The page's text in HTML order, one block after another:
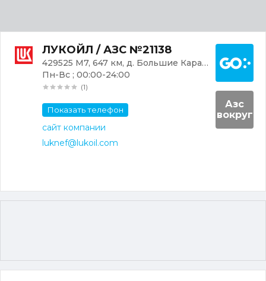
ЛУКОЙЛ / АЗС №21138
429525 М7, 647 км, д. Большие Карачуры, 1А
Пн-Вс ; 00:00-24:00
(1)
Показать телефон
сайт компании
luknef@lukoil.com
Азс
вокруг